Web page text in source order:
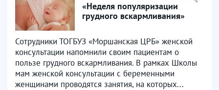
«Неделя популяризации
грудного вскармливания»
Сотрудники ТОГБУЗ «Моршанская ЦРБ» женской
консультации напомнили своим пациентам о
пользе грудного вскармливания. В рамках Школы
мам женской консультации с беременными
женщинами проводятся занятия, на которых...